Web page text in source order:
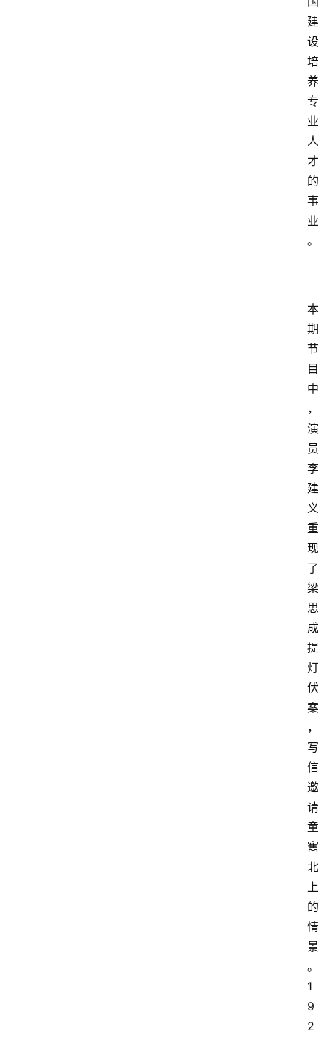
建
设
培
养
专
业
人
才
的
事
业
。
本
期
节
目
中
，
演
员
李
建
义
重
现
了
梁
思
成
提
灯
伏
案
，
写
信
邀
请
童
寯
北
上
的
情
景
。
1
9
2